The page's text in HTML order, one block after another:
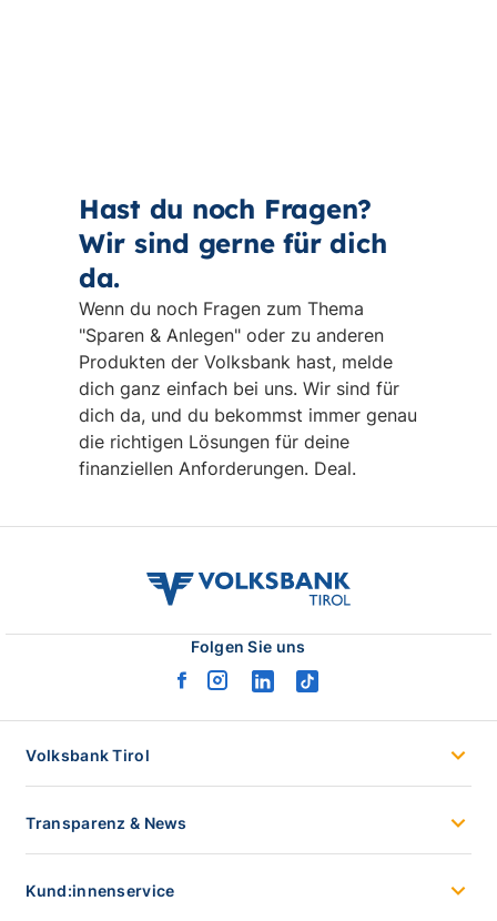
Hast du noch Fragen?
Wir sind gerne für dich
da.
Wenn du noch Fragen zum Thema
"Sparen & Anlegen" oder zu anderen
Produkten der Volksbank hast, melde
dich ganz einfach bei uns. Wir sind für
dich da, und du bekommst immer genau
die richtigen Lösungen für deine
finanziellen Anforderungen. Deal.
volksbank
Folgen Sie uns
facebook
instagram
linkedintiktok
Volksbank Tirol
Transparenz & News
Kund:innenservice